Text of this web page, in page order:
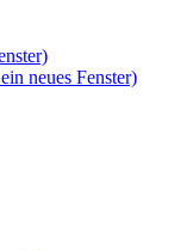
neues Fenster)